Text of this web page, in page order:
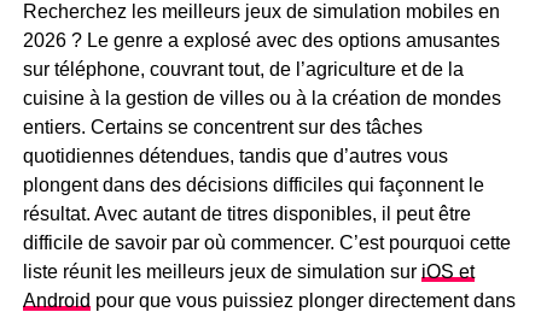
jeux
de
simulation
mobile
offrent
un
contrôle
approfondi
des
systèmes
de…
Recherchez les meilleurs jeux de simulation mobiles en
2026 ? Le genre a explosé avec des options amusantes
sur téléphone, couvrant tout, de l’agriculture et de la
cuisine à la gestion de villes ou à la création de mondes
entiers. Certains se concentrent sur des tâches
quotidiennes détendues, tandis que d’autres vous
plongent dans des décisions difficiles qui façonnent le
résultat. Avec autant de titres disponibles, il peut être
difficile de savoir par où commencer. C’est pourquoi cette
liste réunit les meilleurs jeux de simulation sur iOS et
Android pour que vous puissiez plonger directement dans